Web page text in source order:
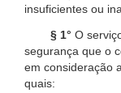
insuficientes ou
§ 1° O
segurança que o
em consideração
quais: